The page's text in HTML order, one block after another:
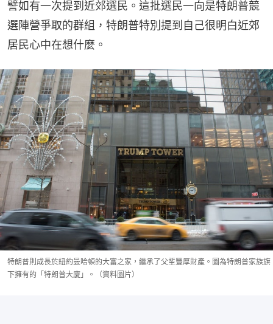
譬如有一次提到近郊選民。這批選民一向是特朗普競
選陣營爭取的群組，特朗普特別提到自己很明白近郊
居民心中在想什麼。
特朗普則成長於紐約曼哈頓的大富之家，繼承了父輩豐厚財產。圖為特朗普家族旗
下擁有的「特朗普大廈」。（資料圖片）